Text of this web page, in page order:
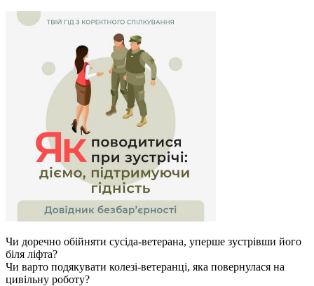
Чи доречно обійняти сусіда-ветерана, уперше зустрівши його
біля ліфта?
Чи варто подякувати колезі-ветеранці, яка повернулася на
цивільну роботу?